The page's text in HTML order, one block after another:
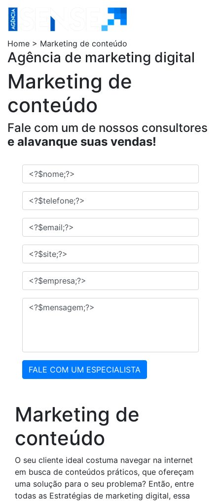
Home > Marketing de conteúdo
Agência de marketing digital
Marketing de
conteúdo
Fale com um de nossos consultores
e alavanque suas vendas!
FALE COM UM ESPECIALISTA
Marketing de
conteúdo
O seu cliente ideal costuma navegar na internet
em busca de conteúdos práticos, que ofereçam
uma solução para o seu problema? Então, entre
todas as Estratégias de marketing digital, essa